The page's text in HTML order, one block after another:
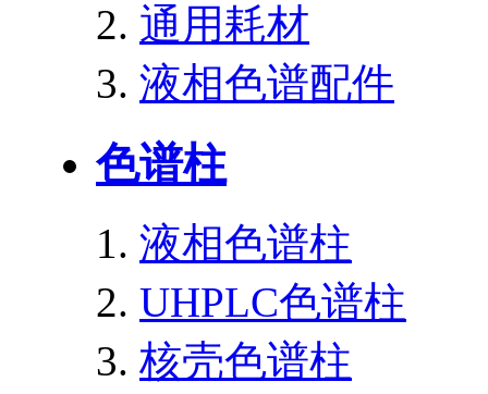
通用耗材
液相色谱配件
色谱柱
液相色谱柱
UHPLC色谱柱
核壳色谱柱